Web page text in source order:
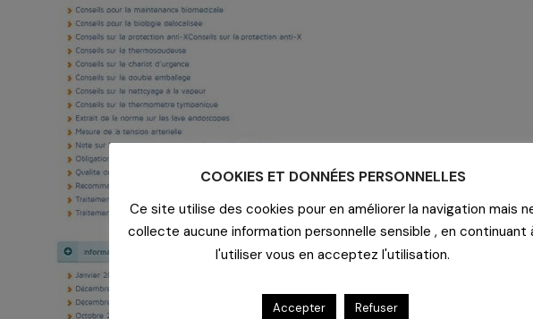
COOKIES ET DONNÉES PERSONNELLES
Ce site utilise des cookies pour en améliorer la navigation mais
collecte aucune information personnelle sensible , en continuant
l'utiliser vous en acceptez l'utilisation.
Accepter Refuser